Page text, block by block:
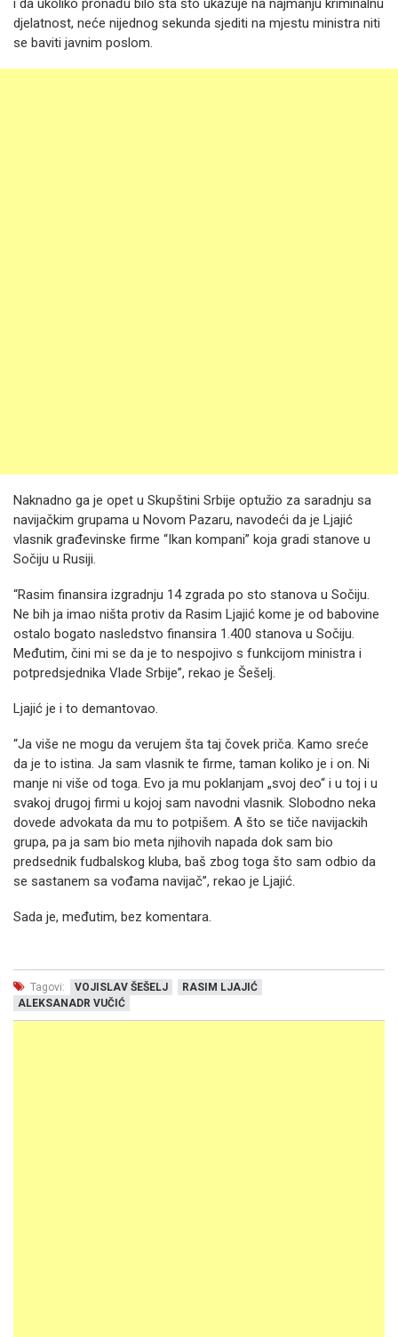
i da ukoliko pronađu bilo šta što ukazuje na najmanju kriminalnu
djelatnost, neće nijednog sekunda sjediti na mjestu ministra niti
se baviti javnim poslom.
Naknadno ga je opet u Skupštini Srbije optužio za saradnju sa
navijačkim grupama u Novom Pazaru, navodeći da je Ljajić
vlasnik građevinske firme “Ikan kompani” koja gradi stanove u
Sočiju u Rusiji.
“Rasim finansira izgradnju 14 zgrada po sto stanova u Sočiju.
Ne bih ja imao ništa protiv da Rasim Ljajić kome je od babovine
ostalo bogato nasledstvo finansira 1.400 stanova u Sočiju.
Međutim, čini mi se da je to nespojivo s funkcijom ministra i
potpredsjednika Vlade Srbije”, rekao je Šešelj.
Ljajić je i to demantovao.
“Ja više ne mogu da verujem šta taj čovek priča. Kamo sreće
da je to istina. Ja sam vlasnik te firme, taman koliko je i on. Ni
manje ni više od toga. Evo ja mu poklanjam „svoj deo“ i u toj i u
svakoj drugoj firmi u kojoj sam navodni vlasnik. Slobodno neka
dovede advokata da mu to potpišem. A što se tiče navijackih
grupa, pa ja sam bio meta njihovih napada dok sam bio
predsednik fudbalskog kluba, baš zbog toga što sam odbio da
se sastanem sa vođama navijač”, rekao je Ljajić.
Sada je, međutim, bez komentara.
Tagovi: VOJISLAV ŠEŠELJ
RASIM LJAJIĆ
ALEKSANADR VUČIĆ